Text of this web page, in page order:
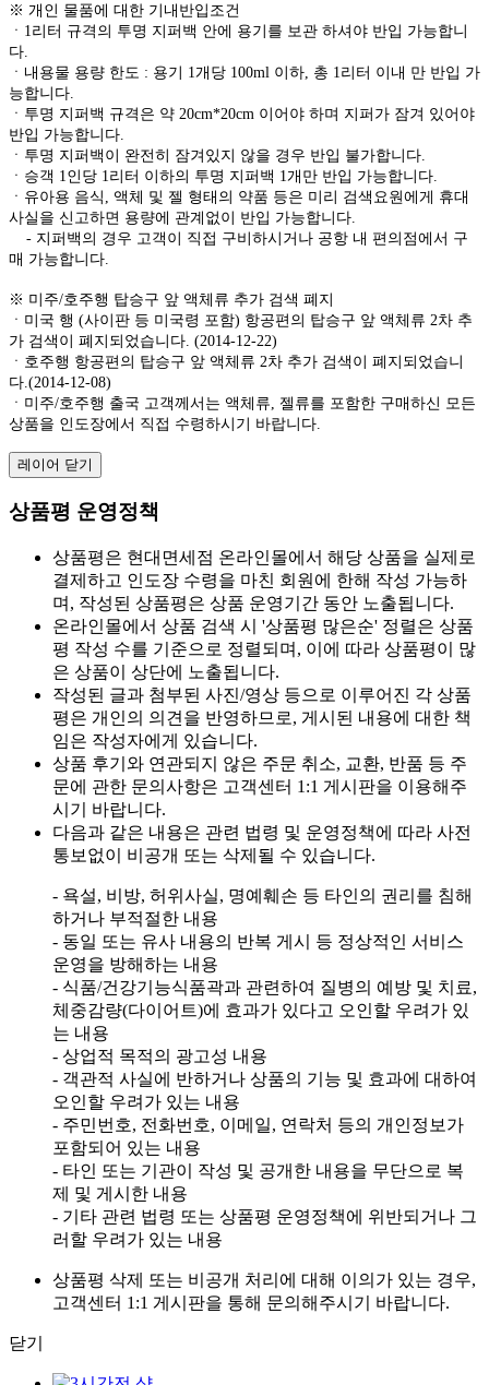
※ 개인 물품에 대한 기내반입조건
ㆍ1리터 규격의 투명 지퍼백 안에 용기를 보관 하셔야 반입 가능합니
다.
ㆍ내용물 용량 한도 : 용기 1개당 100ml 이하, 총 1리터 이내 만 반입 가
능합니다.
ㆍ투명 지퍼백 규격은 약 20cm*20cm 이어야 하며 지퍼가 잠겨 있어야
반입 가능합니다.
ㆍ투명 지퍼백이 완전히 잠겨있지 않을 경우 반입 불가합니다.
ㆍ승객 1인당 1리터 이하의 투명 지퍼백 1개만 반입 가능합니다.
ㆍ유아용 음식, 액체 및 젤 형태의 약품 등은 미리 검색요원에게 휴대
사실을 신고하면 용량에 관계없이 반입 가능합니다.
- 지퍼백의 경우 고객이 직접 구비하시거나 공항 내 편의점에서 구
매 가능합니다.
※ 미주/호주행 탑승구 앞 액체류 추가 검색 폐지
ㆍ미국 행 (사이판 등 미국령 포함) 항공편의 탑승구 앞 액체류 2차 추
가 검색이 폐지되었습니다. (2014-12-22)
ㆍ호주행 항공편의 탑승구 앞 액체류 2차 추가 검색이 폐지되었습니
다.(2014-12-08)
ㆍ미주/호주행 출국 고객께서는 액체류, 젤류를 포함한 구매하신 모든
상품을 인도장에서 직접 수령하시기 바랍니다.
레이어 닫기
상품평 운영정책
상품평은 현대면세점 온라인몰에서 해당 상품을 실제로
결제하고 인도장 수령을 마친 회원에 한해 작성 가능하
며, 작성된 상품평은 상품 운영기간 동안 노출됩니다.
온라인몰에서 상품 검색 시 '상품평 많은순' 정렬은 상품
평 작성 수를 기준으로 정렬되며, 이에 따라 상품평이 많
은 상품이 상단에 노출됩니다.
작성된 글과 첨부된 사진/영상 등으로 이루어진 각 상품
평은 개인의 의견을 반영하므로, 게시된 내용에 대한 책
임은 작성자에게 있습니다.
상품 후기와 연관되지 않은 주문 취소, 교환, 반품 등 주
문에 관한 문의사항은 고객센터 1:1 게시판을 이용해주
시기 바랍니다.
다음과 같은 내용은 관련 법령 및 운영정책에 따라 사전
통보없이 비공개 또는 삭제될 수 있습니다.
- 욕설, 비방, 허위사실, 명예훼손 등 타인의 권리를 침해
하거나 부적절한 내용
- 동일 또는 유사 내용의 반복 게시 등 정상적인 서비스
운영을 방해하는 내용
- 식품/건강기능식품곽과 관련하여 질병의 예방 및 치료,
체중감량(다이어트)에 효과가 있다고 오인할 우려가 있
는 내용
- 상업적 목적의 광고성 내용
- 객관적 사실에 반하거나 상품의 기능 및 효과에 대하여
오인할 우려가 있는 내용
- 주민번호, 전화번호, 이메일, 연락처 등의 개인정보가
포함되어 있는 내용
- 타인 또는 기관이 작성 및 공개한 내용을 무단으로 복
제 및 게시한 내용
- 기타 관련 법령 또는 상품평 운영정책에 위반되거나 그
러할 우려가 있는 내용
상품평 삭제 또는 비공개 처리에 대해 이의가 있는 경우,
고객센터 1:1 게시판을 통해 문의해주시기 바랍니다.
닫기